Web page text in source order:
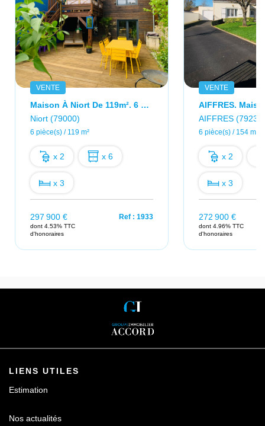
VENTE
Maison À Niort De 119m². 6 Pièces. Quartier Champommier.
Niort (79000)
6 pièce(s) / 119 m²
x 2 x 6
x 3
297 900 €
dont 4.53% TTC
d'honoraires
Ref : 1933
VENTE
AIFFRES (79230)
6 pièce(s) / 154 m²
x 2
x 3
272 900 €
dont 4.96% TTC
d'honoraires
LIENS UTILES
Estimation
Nos actualités